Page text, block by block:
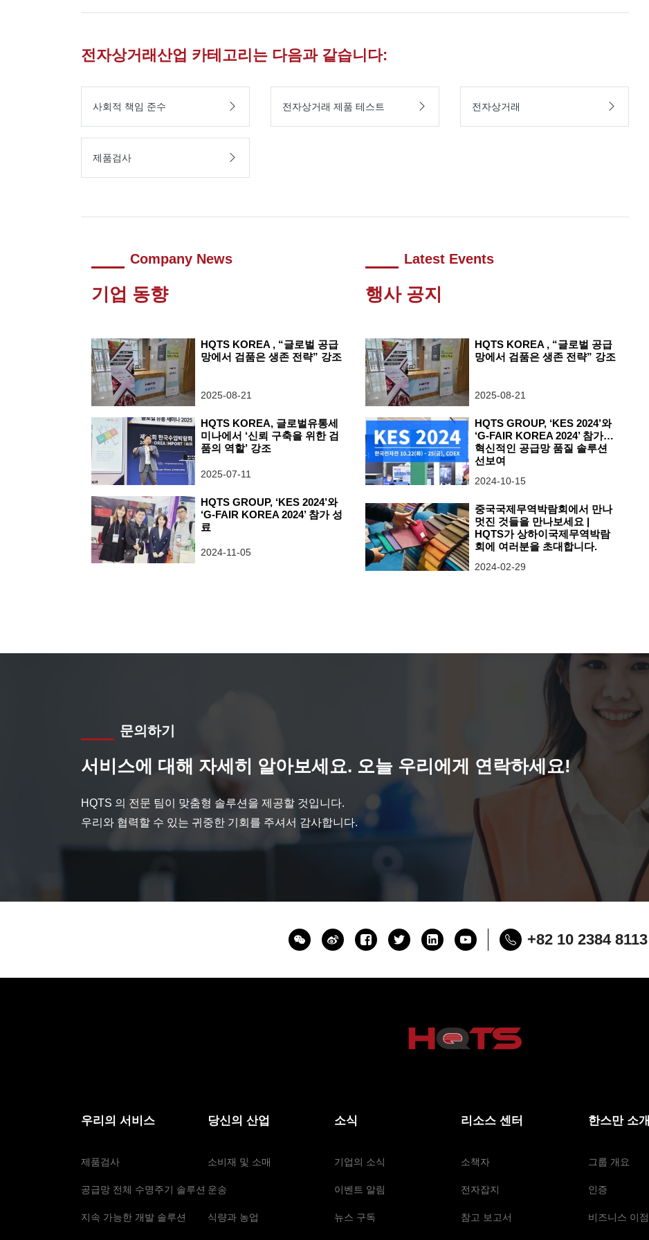
전자상거래산업 카테고리는 다음과 같습니다:
사회적 책임 준수 전자상거래 제품 테스트 전자상거래
제품검사
Company News
기업 동향
HQTS KOREA , “글로벌 공급
망에서 검품은 생존 전략” 강조
2025-08-21
HQTS KOREA, 글로벌유통세
미나에서 ‘신뢰 구축을 위한 검
품의 역할’ 강조
2025-07-11
HQTS GROUP, ‘KES 2024’와
‘G-FAIR KOREA 2024’ 참가 성
료
2024-11-05
Latest Events
행사 공지
HQTS KOREA , “글로벌 공급
망에서 검품은 생존 전략” 강조
2025-08-21
HQTS GROUP, ‘KES 2024’와
‘G-FAIR KOREA 2024’ 참가…
혁신적인 공급망 품질 솔루션
선보여
2024-10-15
중국국제무역박람회에서 만나
멋진 것들을 만나보세요 |
HQTS가 상하이국제무역박람
회에 여러분을 초대합니다.
2024-02-29
문의하기
서비스에 대해 자세히 알아보세요. 오늘 우리에게 연락하세요!
HQTS 의 전문 팀이 맞춤형 솔루션을 제공할 것입니다.
우리와 협력할 수 있는 귀중한 기회를 주셔서 감사합니다.
+82 10 2384 8113
우리의 서비스
제품검사
공급망 전체 수명주기 솔루션
지속 가능한 개발 솔루션
당신의 산업
소비재 및 소매
운송
식량과 농업
소식
기업의 소식
이벤트 알림
뉴스 구독
리소스 센터
소책자
전자잡지
참고 보고서
한스만 소개
그룹 개요
인증
비즈니스 이점